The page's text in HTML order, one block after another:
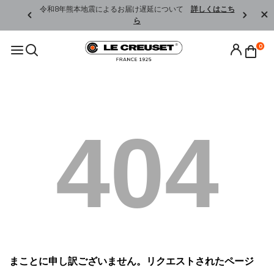
令和8年熊本地震によるお届け遅延について 詳しくはこち
ら
0
404
まことに申し訳ございません。リクエストされたページ